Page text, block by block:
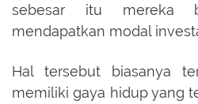
sebesar itu mereka
mendapatkan modal
Hal tersebut biasanya
memiliki gaya hidup yang